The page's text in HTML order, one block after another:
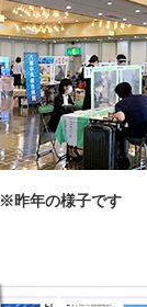
※昨年の様子です